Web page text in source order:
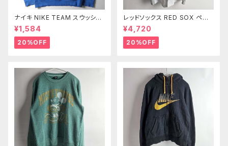
ナイキ NIKE TEAM スウッシュ
刺繍入 ベースボールチームプリ
ントスウェットパーカー プルオー
バー PREP BASEBALL S ブル
ー
¥1,584
20%OFF
レッドソックス RED SOX ペド
ロイア ユニフォーム GENUINE
MERCHANDISE 14/16 m080
6-16
¥4,720
20%OFF